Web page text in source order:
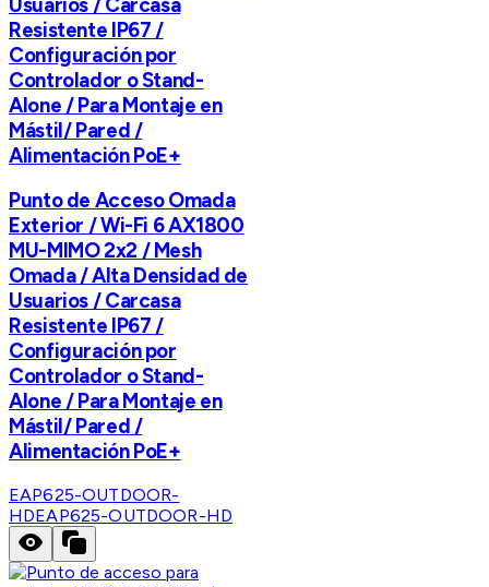
Resistente IP67 /
Configuración por
Controlador o Stand-
Alone / Para Montaje en
Mástil/ Pared /
Alimentación PoE+
Punto de Acceso Omada
Exterior / Wi-Fi 6 AX1800
MU-MIMO 2x2 / Mesh
Omada / Alta Densidad de
Usuarios / Carcasa
Resistente IP67 /
Configuración por
Controlador o Stand-
Alone / Para Montaje en
Mástil/ Pared /
Alimentación PoE+
EAP625-OUTDOOR-
HDEAP625-OUTDOOR-HD